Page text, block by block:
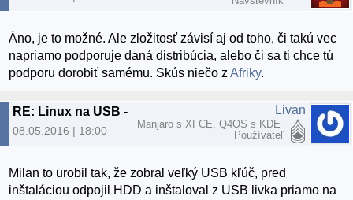
Áno, je to možné. Ale zložitosť závisí aj od toho, či takú vec
napriamo podporuje daná distribúcia, alebo či sa ti chce tú
podporu dorobiť samému. Skús niečo zAfriky.
08.05.2016 | 18:00
Livan
Manjaro s XFCE, Q4OS s KDE
Používateľ
Milan to urobil tak, že zobral veľký USB kľúč, pred
inštaláciou odpojil HDD a inštaloval z USB livka priamo na